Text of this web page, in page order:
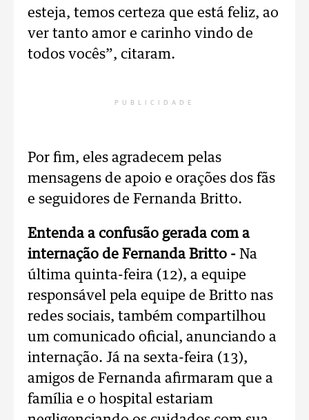
esteja, temos certeza que está feliz, ao
ver tanto amor e carinho vindo de
todos vocês”, citaram.
PUBLICIDADE
Por fim, eles agradecem pelas
mensagens de apoio e orações dos fãs
e seguidores de Fernanda Britto.
Entenda a confusão gerada com a
internação de Fernanda Britto - Na
última quinta-feira (12), a equipe
responsável pela equipe de Britto nas
redes sociais, também compartilhou
um comunicado oficial, anunciando a
internação. Já na sexta-feira (13),
amigos de Fernanda afirmaram que a
família e o hospital estariam